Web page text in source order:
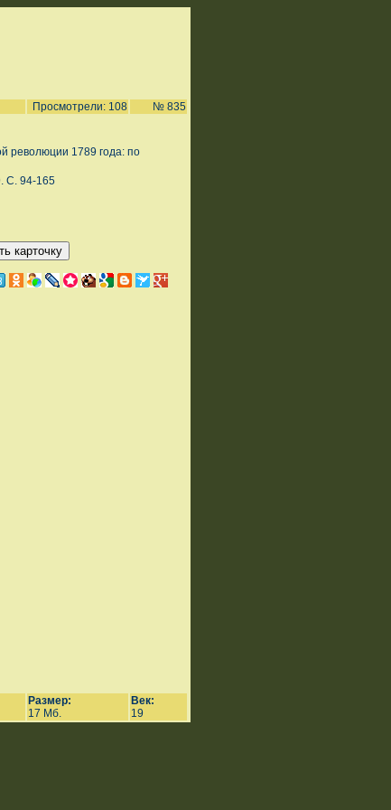
Просмотрели: 108
№ 835
революции 1789 года: по
С. 94-165
Размер:
17 Мб.
Век:
19